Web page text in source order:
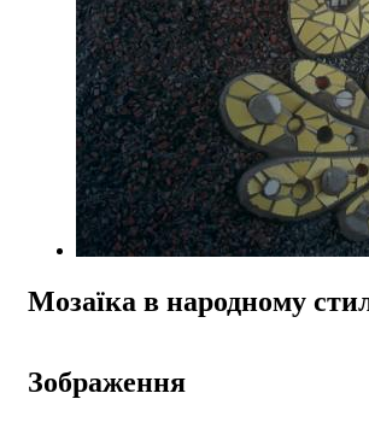
Мозаїка в народному
Зображення